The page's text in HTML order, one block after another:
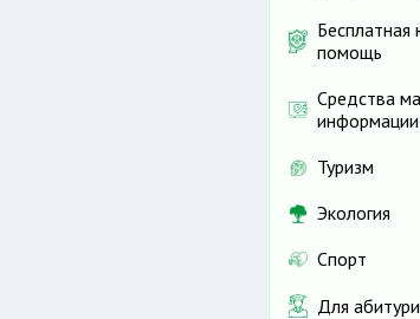
Бесплатная
помощь
Средства
информации
Туризм
Экология
Спорт
Для